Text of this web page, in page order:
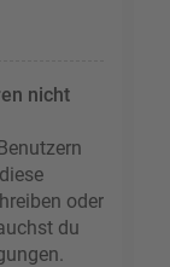
nicht
oder
du